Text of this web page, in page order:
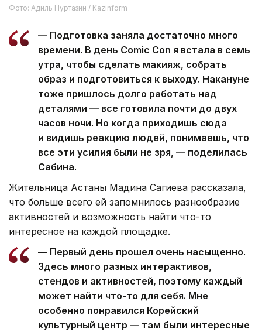
Фото: Адиль Нуртазин / Kazinform
— Подготовка заняла достаточно много
времени. В день Comic Con я встала в семь
утра, чтобы сделать макияж, собрать
образ и подготовиться к выходу. Накануне
тоже пришлось долго работать над
деталями — все готовила почти до двух
часов ночи. Но когда приходишь сюда
и видишь реакцию людей, понимаешь, что
все эти усилия были не зря, — поделилась
Сабина.
Жительница Астаны Мадина Сагиева рассказала,
что больше всего ей запомнилось разнообразие
активностей и возможность найти что-то
интересное на каждой площадке.
— Первый день прошел очень насыщенно.
Здесь много разных интерактивов,
стендов и активностей, поэтому каждый
может найти что-то для себя. Мне
особенно понравился Корейский
культурный центр — там были интересные